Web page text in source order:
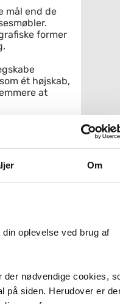
Om
oplevelse ved brug af
der nødvendige cookies,
på siden. Herudover er
mål end de
former
ét højskab,
at
lukning
flytbare
være på et lille
Graphic